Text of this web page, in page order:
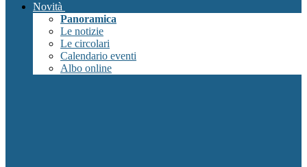
Novità
Panoramica
Le notizie
Le circolari
Calendario eventi
Albo online